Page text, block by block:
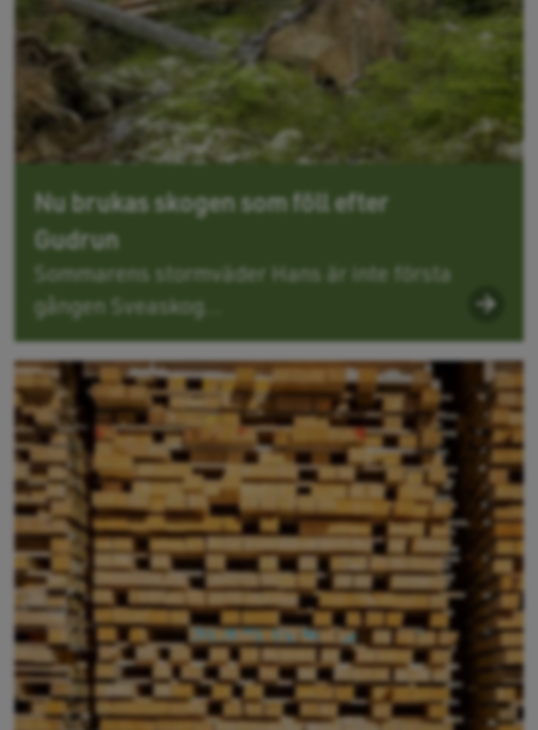
Nu brukas skogen som föll efter
Gudrun
Sommarens stormväder Hans är inte första
gången Sveaskog...